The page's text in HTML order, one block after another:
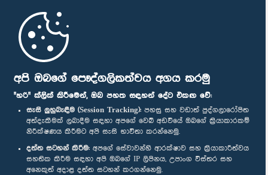
අපි ඔබගේ පෞද්ගලිකත්වය අගය කරමු
"හරි" ක්ලික් කිරීමෙන්, ඔබ පහත සඳහන් දේට එකඟ වේ:
සැසි ලුහුබැඳීම (Session Tracking): පහසු සහ වඩාත් පුද්ගලාරෝපිත
අත්දැකීමක් ලබාදීම සඳහා අපගේ වෙබ් අඩවියේ ඔබගේ ක්‍රියාකාරකම්
නිරීක්ෂණය කිරීමට අපි සැසි භාවිතා කරන්නෙමු.
දත්ත සටහන් කිරීම: අපගේ සේවාවන්හි ආරක්ෂාව සහ ක්‍රියාකාරීත්වය
සහතික කිරීම සඳහා අපි ඔබගේ IP ලිපිනය, උපාංග විස්තර සහ
අනෙකුත් අදාළ දත්ත සටහන් කරගන්නෙමු.
මුල් පිටුව
පාර්ලිමේන්තු ජංගම යෙදුම
අප හා සම්බන්ධ වී සිටින්න :